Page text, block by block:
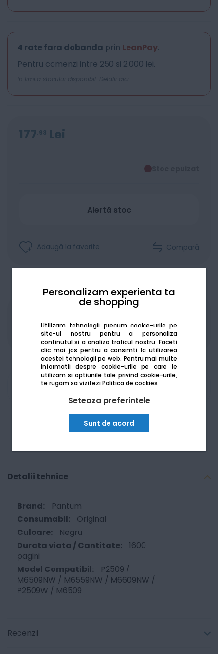
Personalizam experienta ta
de shopping
Utilizam tehnologii precum cookie-urile pe
site-ul nostru pentru a personaliza
continutul si a analiza traficul nostru. Faceti
clic mai jos pentru a consimti la utilizarea
acestei tehnologii pe web. Pentru mai multe
informatii despre cookie-urile pe care le
utilizam si optiunile tale privind cookie-urile,
te rugam sa viziteziPolitica de cookies
Seteaza preferintele
Sunt de acord
4 rate fara dobanda prin LeanPay.
Pentru comenzi intre 250 si 2.000 lei.
In limita stocului disponibil. Detalii aici
177 93 Lei
Alertă stoc
Adaugă la favorite Compară
achizitii publice SEAP/SICAP
Am nevoie de ajutor
Detalii tehnice
Pantum
Original
Negru
1600
pagini
P2509 /
M6509NW / M6559NW / M6609NW /
P2509W / M6509
Recenzii